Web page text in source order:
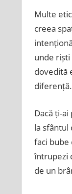
Multe
creea
unde riști
dovedită
Dacă ți-
la sfântul
faci bube
întrupezi
de un